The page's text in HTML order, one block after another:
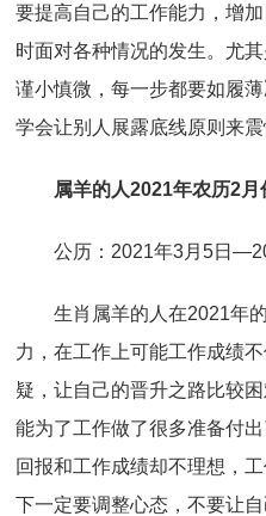
要提高自己的工作能力，增
时面对各种情况的发生。尤
谨小慎微，每一步都要如履
学会让别人展露底线原则来震
属羊的人2021年农历2月
公历：2021年3月5日
生肖属羊的人在2021年的
力，在工作上可能工作成绩
疑，让自己的晋升之路比较
能为了工作做了很多准备付
回报和工作成绩却不理想，
下一定要调整心态，不要让